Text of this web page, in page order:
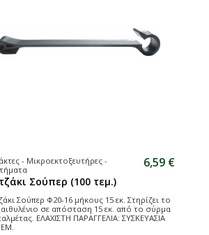
- Μικροεκτοξευτήρες -
Σούπερ (100 τεμ.)
6,59 €
Σούπερ Φ20-16 μήκους 15 εκ. Στηρίζει το
σε απόσταση 15 εκ. από το σύρμα
ΕΛΑΧΙΣΤΗ ΠΑΡΑΓΓΕΛΙΑ: ΣΥΣΚΕΥΑΣΙΑ